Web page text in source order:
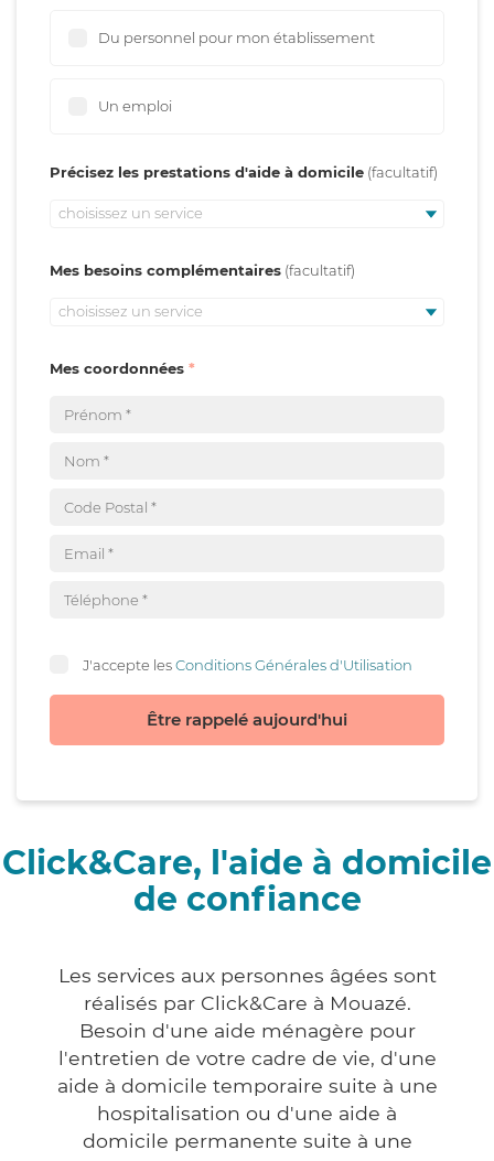
Du personnel pour mon établissement
Un emploi
Précisez les prestations d'aide à domicile
choisissez un service
Mes besoins complémentaires
choisissez un service
Mes coordonnées
J'accepte lesConditions Générales d'Utilisation
Être rappelé aujourd'hui
Click&Care, l'aide à domicile
de confiance
Les services aux personnes âgées sont
réalisés par Click&Care à Mouazé.
Besoin d'une aide ménagère pour
l'entretien de votre cadre de vie, d'une
aide à domicile temporaire suite à une
hospitalisation ou d'une aide à
domicile permanente suite à une